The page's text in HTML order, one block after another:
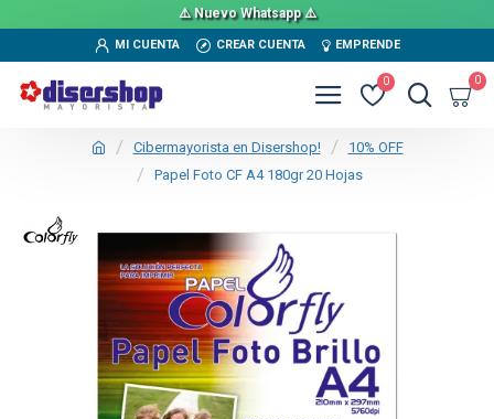
⚠️ Nuevo Whatsapp ⚠️
MI CUENTA CREAR CUENTA EMPRENDE
0 0
Cibermayorista en Disershop!
10% OFF
Papel Foto CF A4 180gr 20 Hojas
TEXTTRANSPARENTE